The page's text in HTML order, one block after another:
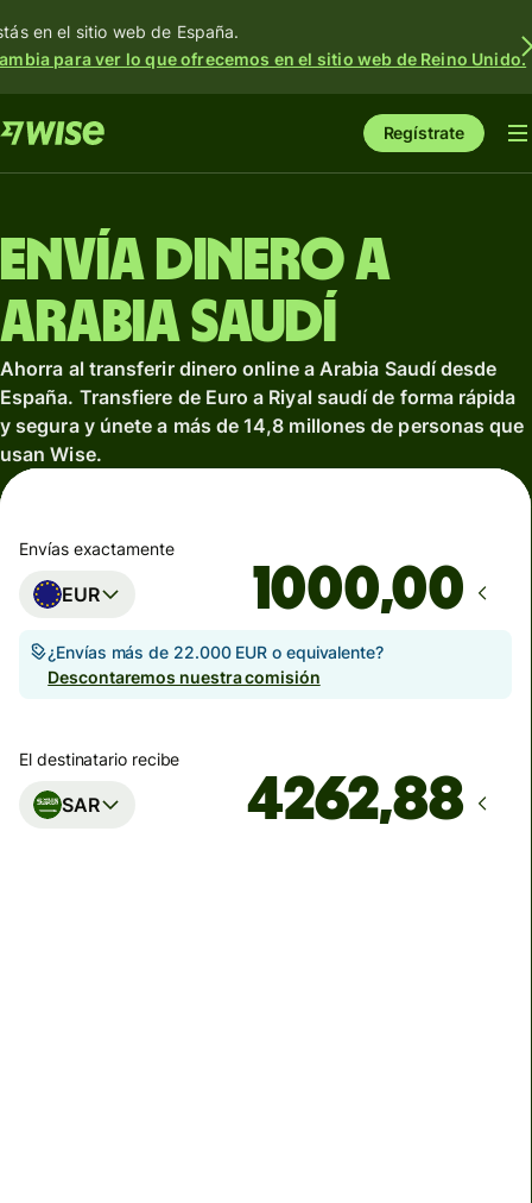
en el sitio web de España.
para ver lo que ofrecemos en el sitio web de Reino Unido.
Regístrate
Envía dinero a
Arabia Saudí
Ahorra al transferir dinero online a Arabia Saudí desde
España. Transfiere de Euro a Riyal saudí de forma rápida
y segura y únete a más de 14,8 millones de personas que
usan Wise.
Envías exactamente
EUR ,00
¿Envías más de 22.000 EUR o equivalente?
Descontaremos nuestra comisión
El destinatario recibe
SAR